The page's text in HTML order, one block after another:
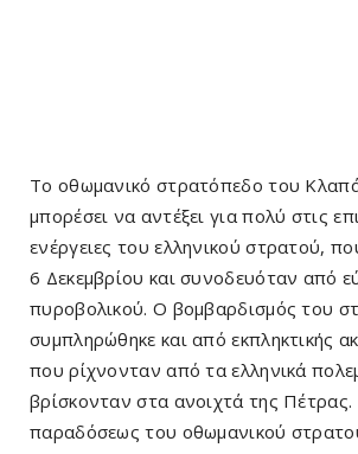
Το οθωμανικό στρατόπεδο του
μπορέσει να αντέξει για πολύ στις
ενέργειες του ελληνικού στρατού,
6 Δεκεμβρίου και συνοδευόταν από
πυροβολικού. Ο βομβαρδισμός του
συμπληρώθηκε και από εκπληκτικής
που ρίχνονταν από τα ελληνικά
βρίσκονταν στα ανοιχτά της
παραδόσεως του οθωμανικού